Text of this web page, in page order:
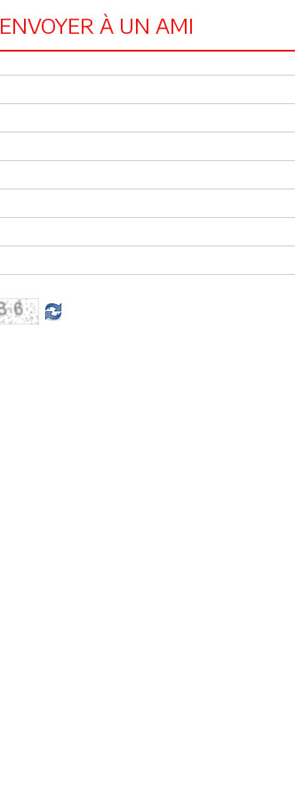
ENVOYER À UN AMI